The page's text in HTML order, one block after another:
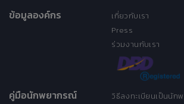
ข้อมูลองค์กร
เกี่ยวกับเรา
Press
ร่วมงานกับเรา
คู่มือนักพยากรณ์
วิธีลงทะเบียนเป็นนัก